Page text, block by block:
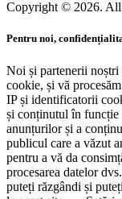
Copyright © 2026. All
Pentru noi,
Noi și partenerii
cookie, și vă
IP și identificatorii
și conținutul în funcție
anunțurilor și a
publicul care a văzut
pentru a vă da
procesarea datelor
puteți răzgândi și